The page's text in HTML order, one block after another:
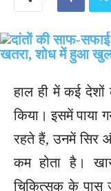
हाल ही में कई
किया। इसमें पाया
रहते हैं, उनमें सिर
कम होता है।
चिकित्सक के पास